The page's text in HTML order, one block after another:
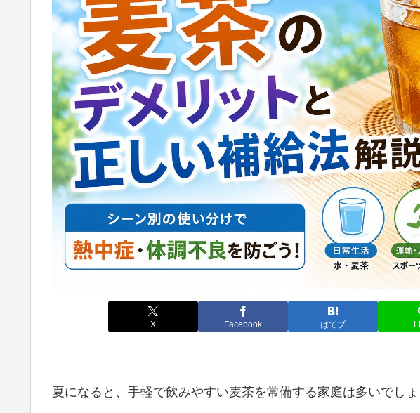
X Facebook はてブ
夏になると、手軽で飲みやすい麦茶を常備する家庭は多いでしょ